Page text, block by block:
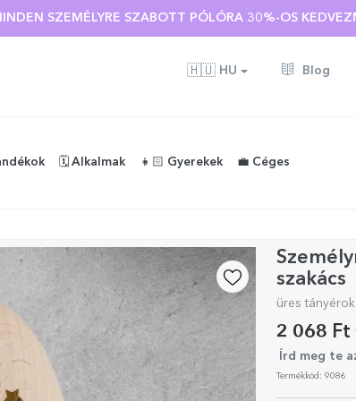
SZEMÉLYRE SZABOTT PÓLÓRA 30%-OS
🇭🇺 HU Blog
🗓️ Alkalmak 👧🏻 Gyerekek 💼 Céges
szakács
üres
2 068 Ft
Írd meg te
Termékkód: 9086